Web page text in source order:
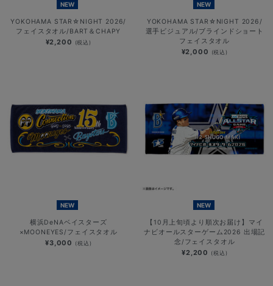
NEW
YOKOHAMA STAR☆NIGHT 2026/
フェイスタオル/BART＆CHAPY
¥2,200 (税込)
NEW
YOKOHAMA STAR☆NIGHT 2026/
選手ビジュアル/ブラインドショート
フェイスタオル
¥2,000 (税込)
NEW
横浜DeNAベイスターズ
×MOONEYES/フェイスタオル
¥3,000 (税込)
NEW
【10月上旬頃より順次お届け】マイ
ナビオールスターゲーム2026 出場記
念/フェイスタオル
¥2,200 (税込)